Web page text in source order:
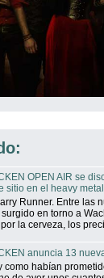
OPEN AIR se
sitio en el heavy
Runner. Entre las
en torno a
la cerveza, los
anuncia 13
como habían